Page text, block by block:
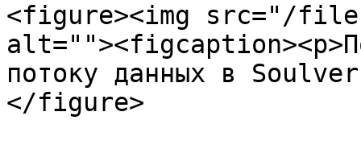
<figure><img src="/files/
потоку данных в
</figure>